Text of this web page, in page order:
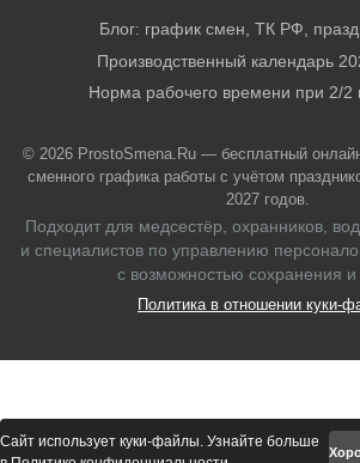
Блог: график смен, ТК РФ,
Производственный календарь
Норма рабочего времени при 2/2
© 2026 ProstoSmena.Ru — бесплатный
сменного графика работы с учётом
2027 годов.
Подходит для медсестёр, охранников,
и специалистов по управлению
с возможностью сохранения и
Политика в отношении куки-
Сайт использует куки-файлы. Узнайте больше